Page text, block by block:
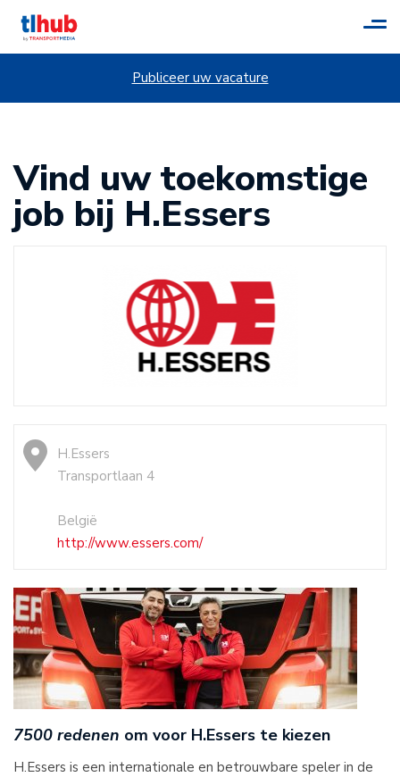
Publiceer uw vacature
Vind uw toekomstige
job bij H.Essers
H.Essers
Transportlaan 4
België
http://www.essers.com/
7500 redenen om voor H.Essers te kiezen
H.Essers is een internationale en betrouwbare speler in de